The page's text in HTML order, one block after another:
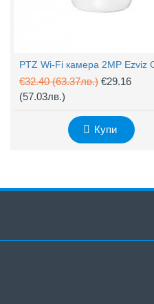
€32.40(63.37лв.) €29.16
(57.03лв.)
Купи